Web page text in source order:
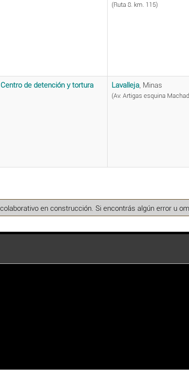
(Ruta 8. km. 115)
Centro de detención y tortura Lavalleja, Minas
(Av. Artigas esquina
en construcción. Si encontrás algún error u